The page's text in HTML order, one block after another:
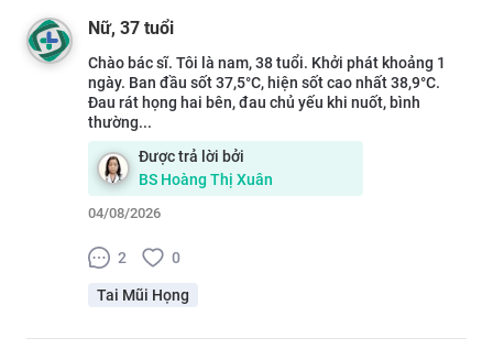
Nữ, 37 tuổi
Chào bác sĩ. Tôi là nam, 38 tuổi. Khởi phát khoảng 1
ngày. Ban đầu sốt 37,5°C, hiện sốt cao nhất 38,9°C.
Đau rát họng hai bên, đau chủ yếu khi nuốt, bình
thường...
Được trả lời bởi
BS Hoàng Thị Xuân
04/08/2026
2 0
Tai Mũi Họng